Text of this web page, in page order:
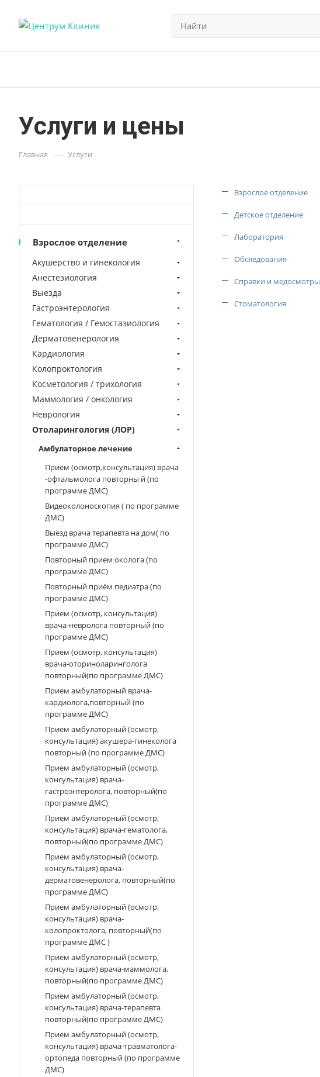
Услуги и цены
Главная — Услуги
Взрослое отделение
Детское отделение
Лаборатория
Обследования
Справки и медосмотры
Стоматология
Взрослое отделение
Акушерство и гинекология
Анестезиология
Выезда
Гастроэнтерология
Гематология / Гемостазиология
Дерматовенерология
Кардиология
Колопроктология
Косметология / трихология
Маммология / онкология
Неврология
Отоларингология (ЛОР)
Амбулаторное лечение
Приём (осмотр,консультация) врача
-офтальмолога повторны й (по
программе ДМС)
Видеоколоноскопия ( по программе
ДМС)
Выезд врача терапевта на дом( по
программе ДМС)
Повторный прием околога (по
программе ДМС)
Повторный приём педиатра (по
программе ДМС)
Прием (осмотр, консультация)
врача-невролога повторный (по
программе ДМС)
Прием (осмотр, консультация)
врача-оториноларинголога
повторный(по программе ДМС)
Прием амбулаторный врача-
кардиолога,повторный (по
программе ДМС)
Прием амбулаторный (осмотр,
консультация) акушера-гинеколога
повторный (по программе ДМС)
Прием амбулаторный (осмотр,
консультация) врача-
гастроэнтеролога, повторный(по
программе ДМС)
Прием амбулаторный (осмотр,
консультация) врача-гематолога,
повторный(по программе ДМС)
Прием амбулаторный (осмотр,
консультация) врача-
дерматовенеролога, повторный(по
программе ДМС)
Прием амбулаторный (осмотр,
консультация) врача-
колопроктолога, повторный(по
программе ДМС )
Прием амбулаторный (осмотр,
консультация) врача-маммолога,
повторный(по программе ДМС)
Прием амбулаторный (осмотр,
консультация) врача-терапевта
повторный(по программе ДМС)
Прием амбулаторный (осмотр,
консультация) врача-травматолога-
ортопеда повторный (по программе
ДМС)